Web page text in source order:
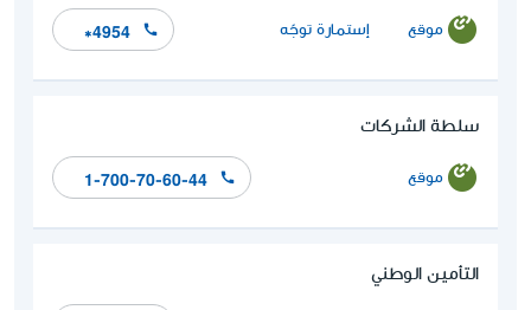
موقع إستمارة توجّه *4954
سلطة الشركات
موقع 1-700-70-60-44
التأمين الوطني